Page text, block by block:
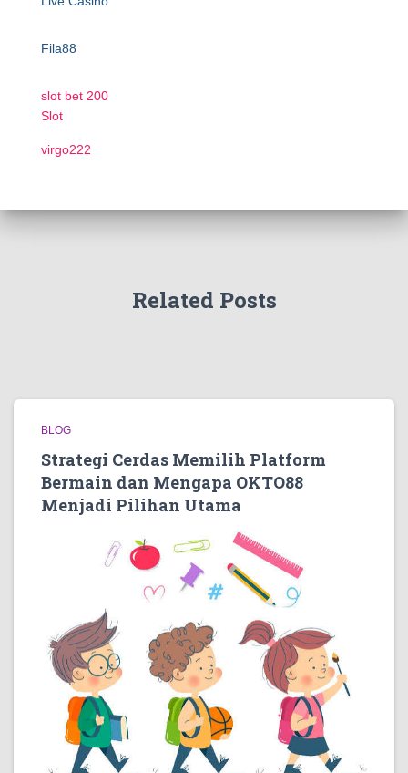
Fila88
slot bet 200
Slot
virgo222
Related Posts
BLOG
Strategi Cerdas Memilih Platform
Bermain dan Mengapa OKTO88
Menjadi Pilihan Utama